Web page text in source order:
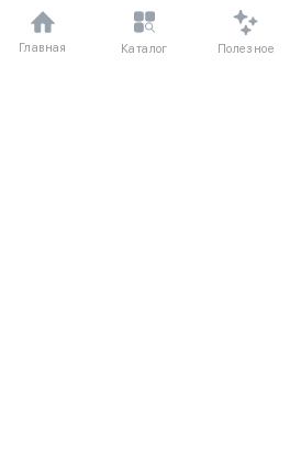
Главная Каталог Полезное